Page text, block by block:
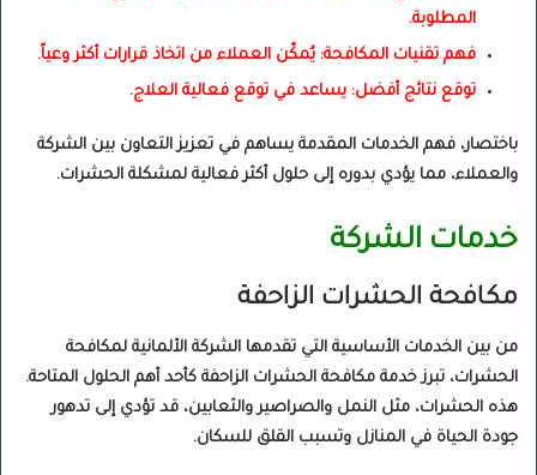
المطلوبة.
فهم تقنيات المكافحة: يُمكّن العملاء من اتخاذ قرارات أكثر وعياً.
توقع نتائج أفضل: يساعد في توقع فعالية العلاج.
باختصار، فهم الخدمات المقدمة يساهم في تعزيز التعاون بين الشركة
والعملاء، مما يؤدي بدوره إلى حلول أكثر فعالية لمشكلة الحشرات.
خدمات الشركة
مكافحة الحشرات الزاحفة
من بين الخدمات الأساسية التي تقدمها الشركة الألمانية لمكافحة
الحشرات، تبرز خدمة مكافحة الحشرات الزاحفة كأحد أهم الحلول المتاحة.
هذه الحشرات، مثل النمل والصراصير والثعابين، قد تؤدي إلى تدهور
جودة الحياة في المنازل وتسبب القلق للسكان.